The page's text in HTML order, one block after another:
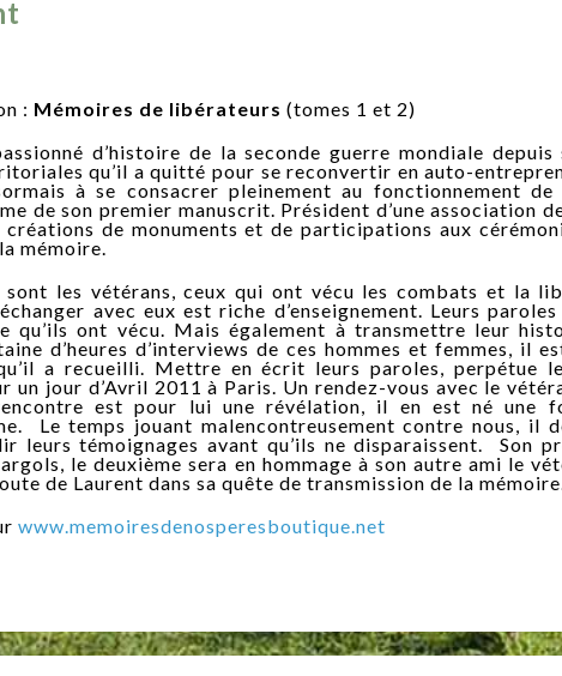
: Mémoires de libérateurs (tomes 1 et 2)
d’histoire de la seconde guerre mondiale depuis
qu’il a quitté pour se reconvertir en auto-
à se consacrer pleinement au fonctionnement
de son premier manuscrit. Président d’une association
de monuments et de participations aux
mémoire.
les vétérans, ceux qui ont vécu les combats et la
avec eux est riche d’enseignement. Leurs
qu’ils ont vécu. Mais également à transmettre leur
d’heures d’interviews de ces hommes et femmes, il
a recueilli. Mettre en écrit leurs paroles, perpétue
un jour d’Avril 2011 à Paris. Un rendez-vous avec le
est pour lui une révélation, il en est né une
Le temps jouant malencontreusement contre nous, il
leurs témoignages avant qu’ils ne disparaissent. Son
le deuxième sera en hommage à son autre ami le
de Laurent dans sa quête de transmission de la
www.memoiresdenosperesboutique.net